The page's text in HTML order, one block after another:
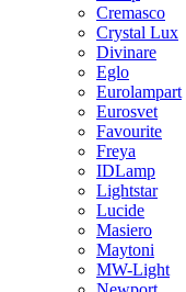
Cremasco
Crystal Lux
Divinare
Eglo
Eurolampart
Eurosvet
Favourite
Freya
IDLamp
Lightstar
Lucide
Masiero
Maytoni
MW-Light